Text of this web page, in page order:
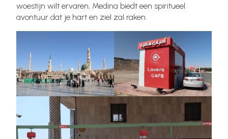
woestijn wilt ervaren, Medina biedt een spiritueel
avontuur dat je hart en ziel zal raken.